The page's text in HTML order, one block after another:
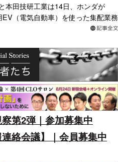
本田技研工業は14日、ホンダが
（電気自動車）を使った集配業務
第2弾｜参加募集中
絡会議】｜会員募集中